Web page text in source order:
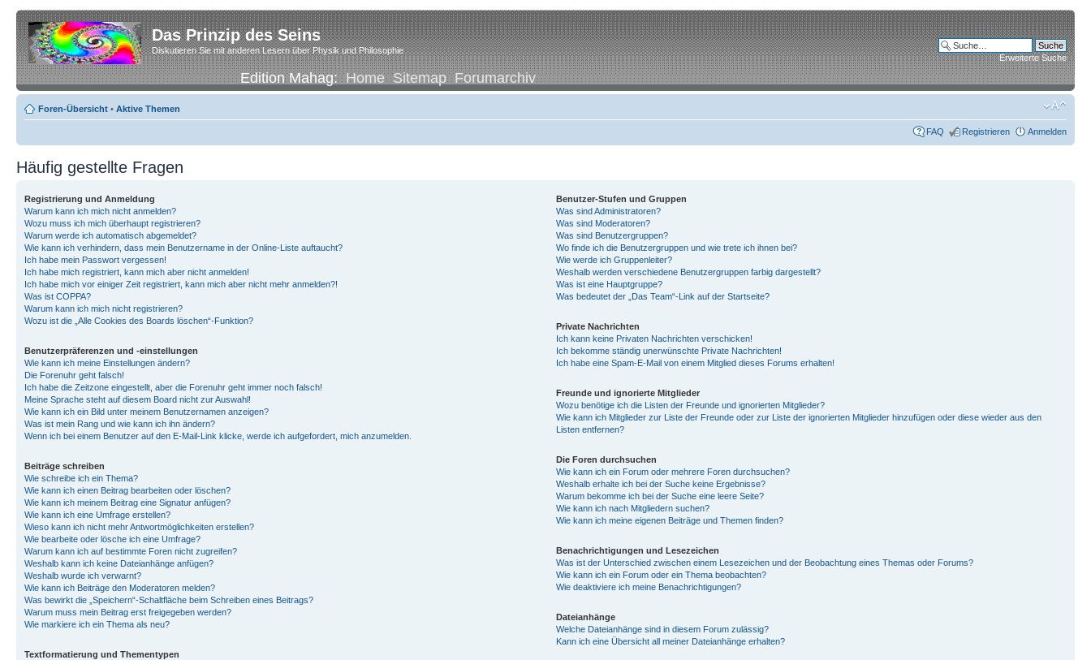
Das Prinzip des Seins
Diskutieren Sie mit anderen Lesern über Physik und Philosophie
Edition Mahag:Home Sitemap Forumarchiv
Erweiterte Suche
Foren-Übersicht • Aktive Themen
FAQ Registrieren Anmelden
Häufig gestellte Fragen
Registrierung und Anmeldung
Warum kann ich mich nicht anmelden?
Wozu muss ich mich überhaupt registrieren?
Warum werde ich automatisch abgemeldet?
Wie kann ich verhindern, dass mein Benutzername in der Online-Liste auftaucht?
Ich habe mein Passwort vergessen!
Ich habe mich registriert, kann mich aber nicht anmelden!
Ich habe mich vor einiger Zeit registriert, kann mich aber nicht mehr anmelden?!
Was ist COPPA?
Warum kann ich mich nicht registrieren?
Wozu ist die „Alle Cookies des Boards löschen“-Funktion?
Benutzerpräferenzen und -einstellungen
Wie kann ich meine Einstellungen ändern?
Die Forenuhr geht falsch!
Ich habe die Zeitzone eingestellt, aber die Forenuhr geht immer noch falsch!
Meine Sprache steht auf diesem Board nicht zur Auswahl!
Wie kann ich ein Bild unter meinem Benutzernamen anzeigen?
Was ist mein Rang und wie kann ich ihn ändern?
Wenn ich bei einem Benutzer auf den E-Mail-Link klicke, werde ich aufgefordert, mich anzumelden.
Beiträge schreiben
Wie schreibe ich ein Thema?
Wie kann ich einen Beitrag bearbeiten oder löschen?
Wie kann ich meinem Beitrag eine Signatur anfügen?
Wie kann ich eine Umfrage erstellen?
Wieso kann ich nicht mehr Antwortmöglichkeiten erstellen?
Wie bearbeite oder lösche ich eine Umfrage?
Warum kann ich auf bestimmte Foren nicht zugreifen?
Weshalb kann ich keine Dateianhänge anfügen?
Weshalb wurde ich verwarnt?
Wie kann ich Beiträge den Moderatoren melden?
Was bewirkt die „Speichern“-Schaltfläche beim Schreiben eines Beitrags?
Warum muss mein Beitrag erst freigegeben werden?
Wie markiere ich ein Thema als neu?
Textformatierung und Thementypen
Benutzer-Stufen und Gruppen
Was sind Administratoren?
Was sind Moderatoren?
Was sind Benutzergruppen?
Wo finde ich die Benutzergruppen und wie trete ich ihnen bei?
Wie werde ich Gruppenleiter?
Weshalb werden verschiedene Benutzergruppen farbig dargestellt?
Was ist eine Hauptgruppe?
Was bedeutet der „Das Team“-Link auf der Startseite?
Private Nachrichten
Ich kann keine Privaten Nachrichten verschicken!
Ich bekomme ständig unerwünschte Private Nachrichten!
Ich habe eine Spam-E-Mail von einem Mitglied dieses Forums erhalten!
Freunde und ignorierte Mitglieder
Wozu benötige ich die Listen der Freunde und ignorierten Mitglieder?
Wie kann ich Mitglieder zur Liste der Freunde oder zur Liste der ignorierten Mitglieder hinzufügen oder diese wieder aus den
Listen entfernen?
Die Foren durchsuchen
Wie kann ich ein Forum oder mehrere Foren durchsuchen?
Weshalb erhalte ich bei der Suche keine Ergebnisse?
Warum bekomme ich bei der Suche eine leere Seite?
Wie kann ich nach Mitgliedern suchen?
Wie kann ich meine eigenen Beiträge und Themen finden?
Benachrichtigungen und Lesezeichen
Was ist der Unterschied zwischen einem Lesezeichen und der Beobachtung eines Themas oder Forums?
Wie kann ich ein Forum oder ein Thema beobachten?
Wie deaktiviere ich meine Benachrichtigungen?
Dateianhänge
Welche Dateianhänge sind in diesem Forum zulässig?
Kann ich eine Übersicht all meiner Dateianhänge erhalten?